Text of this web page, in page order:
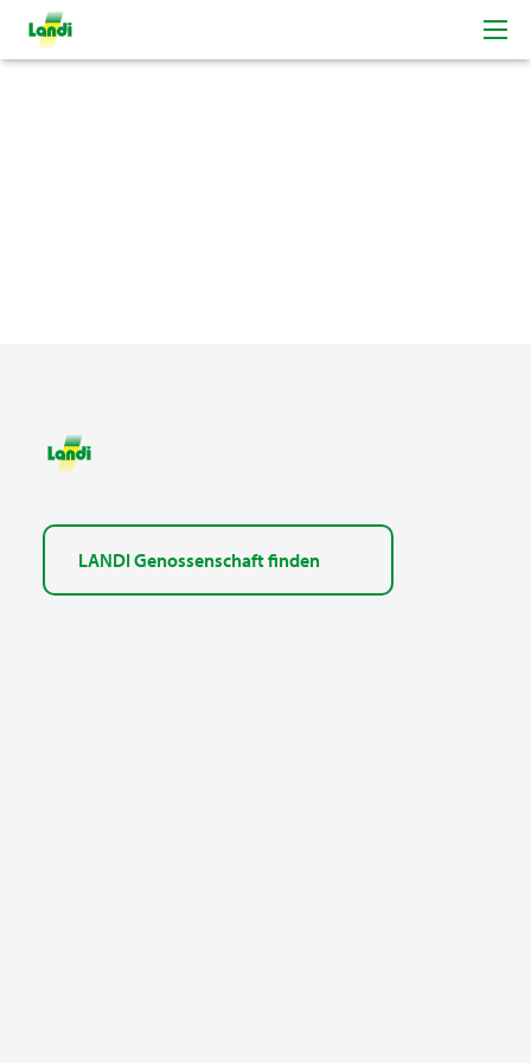
LANDI Genossenschaft finden